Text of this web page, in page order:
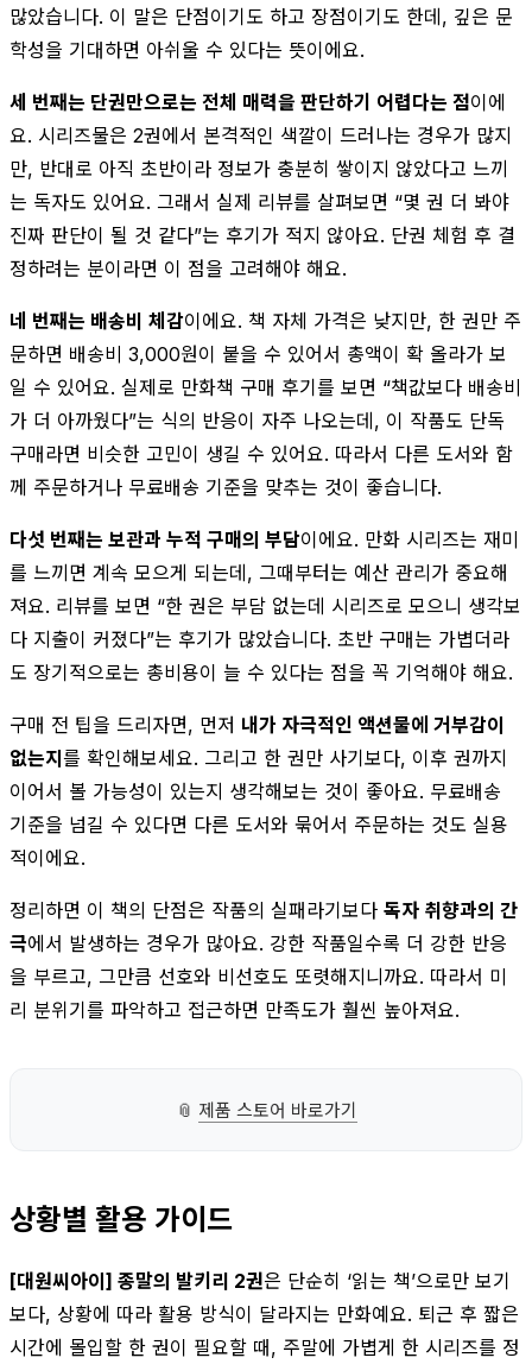
많았습니다. 이 말은 단점이기도 하고 장점이기도 한데, 깊은 문
학성을 기대하면 아쉬울 수 있다는 뜻이에요.
세 번째는 단권만으로는 전체 매력을 판단하기 어렵다는 점이에
요. 시리즈물은 2권에서 본격적인 색깔이 드러나는 경우가 많지
만, 반대로 아직 초반이라 정보가 충분히 쌓이지 않았다고 느끼
는 독자도 있어요. 그래서 실제 리뷰를 살펴보면 “몇 권 더 봐야
진짜 판단이 될 것 같다”는 후기가 적지 않아요. 단권 체험 후 결
정하려는 분이라면 이 점을 고려해야 해요.
네 번째는 배송비 체감이에요. 책 자체 가격은 낮지만, 한 권만 주
문하면 배송비 3,000원이 붙을 수 있어서 총액이 확 올라가 보
일 수 있어요. 실제로 만화책 구매 후기를 보면 “책값보다 배송비
가 더 아까웠다”는 식의 반응이 자주 나오는데, 이 작품도 단독
구매라면 비슷한 고민이 생길 수 있어요. 따라서 다른 도서와 함
께 주문하거나 무료배송 기준을 맞추는 것이 좋습니다.
다섯 번째는 보관과 누적 구매의 부담이에요. 만화 시리즈는 재미
를 느끼면 계속 모으게 되는데, 그때부터는 예산 관리가 중요해
져요. 리뷰를 보면 “한 권은 부담 없는데 시리즈로 모으니 생각보
다 지출이 커졌다”는 후기가 많았습니다. 초반 구매는 가볍더라
도 장기적으로는 총비용이 늘 수 있다는 점을 꼭 기억해야 해요.
구매 전 팁을 드리자면, 먼저 내가 자극적인 액션물에 거부감이
없는지를 확인해보세요. 그리고 한 권만 사기보다, 이후 권까지
이어서 볼 가능성이 있는지 생각해보는 것이 좋아요. 무료배송
기준을 넘길 수 있다면 다른 도서와 묶어서 주문하는 것도 실용
적이에요.
정리하면 이 책의 단점은 작품의 실패라기보다 독자 취향과의 간
극에서 발생하는 경우가 많아요. 강한 작품일수록 더 강한 반응
을 부르고, 그만큼 선호와 비선호도 또렷해지니까요. 따라서 미
리 분위기를 파악하고 접근하면 만족도가 훨씬 높아져요.
📎 제품 스토어 바로가기
상황별 활용 가이드
[대원씨아이] 종말의 발키리 2권은 단순히 ‘읽는 책’으로만 보기
보다, 상황에 따라 활용 방식이 달라지는 만화예요. 퇴근 후 짧은
시간에 몰입할 한 권이 필요할 때, 주말에 가볍게 한 시리즈를 정